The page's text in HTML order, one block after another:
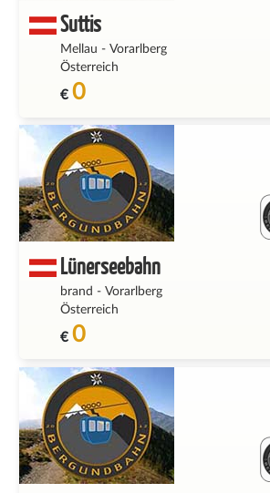
Suttis
Mellau - Vorarlberg
Österreich
€ 0
Lünerseebahn
brand - Vorarlberg
Österreich
€ 0